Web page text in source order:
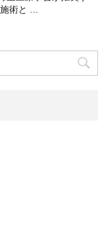
術と ...